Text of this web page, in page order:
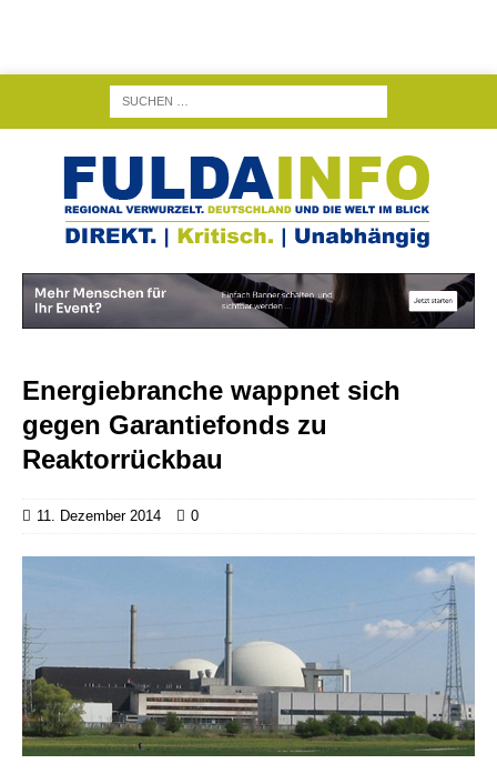
Energiebranche wappnet sich
gegen Garantiefonds zu
Reaktorrückbau
11. Dezember 2014 0